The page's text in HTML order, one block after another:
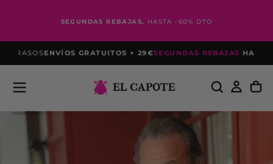
SEGUNDAS REBAJAS. HASTA -60% DTO
ENVÍOS GRATUITOS + 29€SEGUNDAS REBAJASHASTA -